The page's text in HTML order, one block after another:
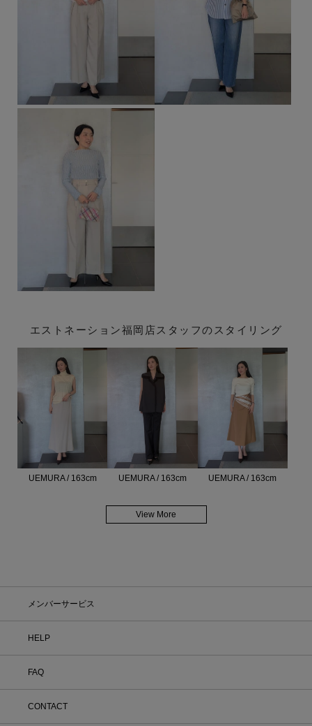
エストネーション福岡店スタッフのスタイリング
UEMURA / 163cm UEMURA / 163cm UEMURA / 163cm
View More
メンバーサービス
HELP
FAQ
CONTACT